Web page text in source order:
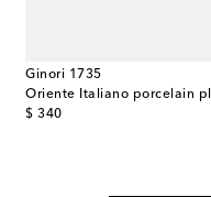
Ginori 1735
$ 340
original price